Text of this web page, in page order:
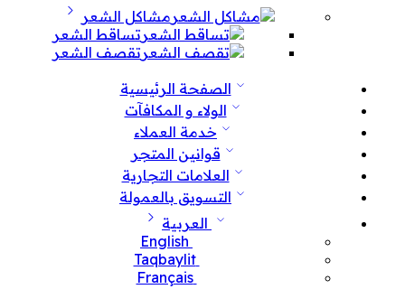
مشاكل الشعر
تساقط الشعر
تقصف الشعر
الصفحة الرئيسية
الولاء و المكافآت
خدمة العملاء
قوانين المتجر
العلامات التجارية
التسويق بالعمولة
العربية
English
Taqbaylit
Français